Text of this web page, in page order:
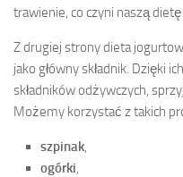
trawienie, co czyni naszą
Z drugiej strony dieta
jako główny składnik. Dzięki
składników odżywczych,
Możemy korzystać z takich
szpinak
ogórki